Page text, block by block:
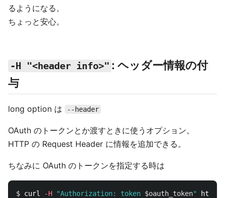
るようになる。
ちょっと安心。
-H "<header info>" : ヘッダー情報の付
与
long option は --header
OAuth のトークンとか渡すときに使うオプション。
HTTP の Request Header に情報を追加できる。
ちなみに OAuth のトークンを指定する時は
$ curl -H "Authorization: token $oauth_token"